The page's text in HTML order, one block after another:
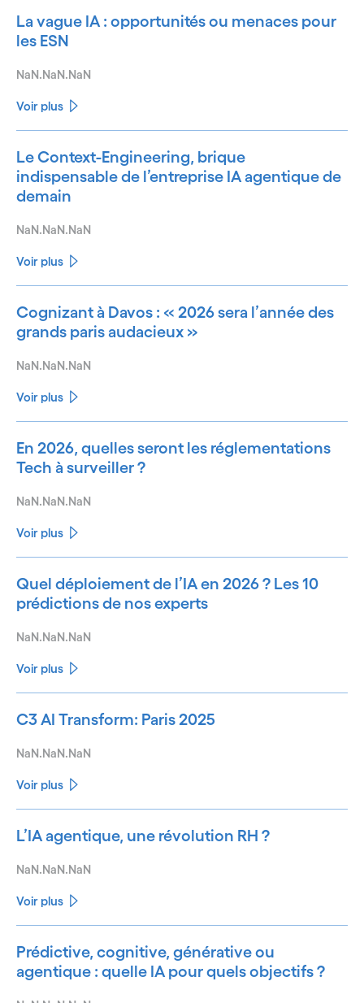
La vague IA : opportunités ou menaces pour
les ESN
NaN.NaN.NaN
Voir plus
Le Context-Engineering, brique
indispensable de l’entreprise IA agentique de
demain
NaN.NaN.NaN
Voir plus
Cognizant à Davos : « 2026 sera l’année des
grands paris audacieux »
NaN.NaN.NaN
Voir plus
En 2026, quelles seront les réglementations
Tech à surveiller ?
NaN.NaN.NaN
Voir plus
Quel déploiement de l’IA en 2026 ? Les 10
prédictions de nos experts
NaN.NaN.NaN
Voir plus
C3 AI Transform: Paris 2025
NaN.NaN.NaN
Voir plus
L’IA agentique, une révolution RH ?
NaN.NaN.NaN
Voir plus
Prédictive, cognitive, générative ou
agentique : quelle IA pour quels objectifs ?